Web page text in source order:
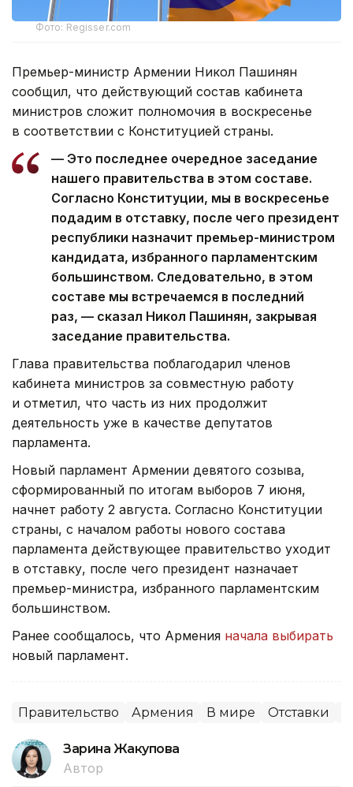
Фото: Regisser.com
Премьер-министр Армении Никол Пашинян
сообщил, что действующий состав кабинета
министров сложит полномочия в воскресенье
в соответствии с Конституцией страны.
— Это последнее очередное заседание
нашего правительства в этом составе.
Согласно Конституции, мы в воскресенье
подадим в отставку, после чего президент
республики назначит премьер-министром
кандидата, избранного парламентским
большинством. Следовательно, в этом
составе мы встречаемся в последний
раз, — сказал Никол Пашинян, закрывая
заседание правительства.
Глава правительства поблагодарил членов
кабинета министров за совместную работу
и отметил, что часть из них продолжит
деятельность уже в качестве депутатов
парламента.
Новый парламент Армении девятого созыва,
сформированный по итогам выборов 7 июня,
начнет работу 2 августа. Согласно Конституции
страны, с началом работы нового состава
парламента действующее правительство уходит
в отставку, после чего президент назначает
премьер-министра, избранного парламентским
большинством.
Ранее сообщалось, что Армения начала выбирать
новый парламент.
Правительство Армения В мире Отставки
Зарина Жакупова
Автор